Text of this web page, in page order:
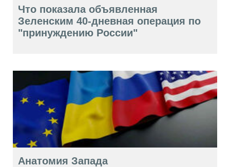
Что показала объявленная
Зеленским 40-дневная операция по
"принуждению России"
Анатомия Запада